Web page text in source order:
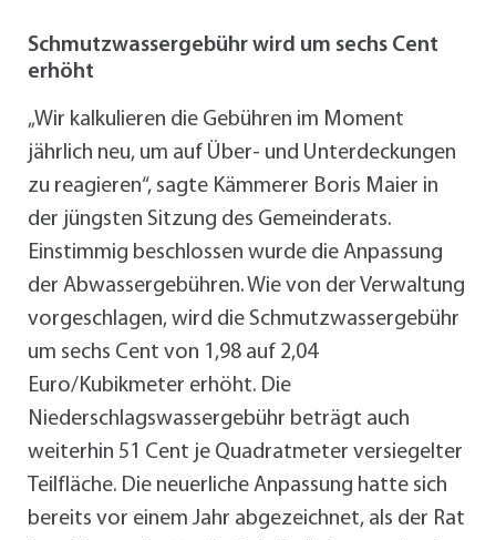
Schmutzwassergebühr wird um sechs Cent
erhöht
„Wir kalkulieren die Gebühren im Moment
jährlich neu, um auf Über- und Unterdeckungen
zu reagieren“, sagte Kämmerer Boris Maier in
der jüngsten Sitzung des Gemeinderats.
Einstimmig beschlossen wurde die Anpassung
der Abwassergebühren. Wie von der Verwaltung
vorgeschlagen, wird die Schmutzwassergebühr
um sechs Cent von 1,98 auf 2,04
Euro/Kubikmeter erhöht. Die
Niederschlagswassergebühr beträgt auch
weiterhin 51 Cent je Quadratmeter versiegelter
Teilfläche. Die neuerliche Anpassung hatte sich
bereits vor einem Jahr abgezeichnet, als der Rat